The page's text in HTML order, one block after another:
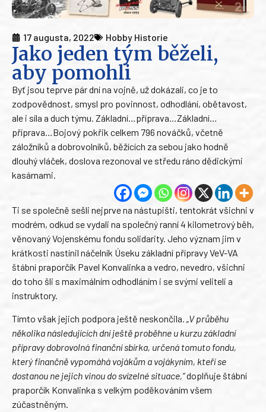
17 augusta, 2022 Hobby Historie
Jako jeden tým běželi,
aby pomohli
Byť jsou teprve pár dní na vojně, už dokázali, co je to
zodpovědnost, smysl pro povinnost, odhodlání, obětavost,
ale i síla a duch týmu. Základní…příprava…Základní…
příprava…Bojový pokřik celkem 796 nováčků, včetně
záložníků a dobrovolníků, běžících za sebou jako hodně
dlouhý vláček, doslova rezonoval ve středu ráno dědickými
kasárnami.
Ti se společně sešli nejprve na nástupišti, tentokrát všichni v
modrém, odkud se vydali na společný ranní 4 kilometrový běh,
věnovaný Vojenskému fondu solidarity. Jeho význam jim v
krátkosti nastínil náčelník Úseku základní přípravy VeV-VA
štábní praporčík Pavel Konvalinka a vedro, nevedro, všichni
do toho šli s maximálním odhodláním i se svými veliteli a
instruktory.
Tímto však jejich podpora ještě neskončila.
„V průběhu
několika následujících dní ještě proběhne u kurzu základní
přípravy dobrovolná finanční sbírka, určená tomuto fondu,
který finančně vypomáhá vojákům a vojákyním, kteří se
dostanou ne jejich vinou do svízelné situace,“doplňuje štábní
praporčík Konvalinka s velkým poděkováním všem
zúčastněným.